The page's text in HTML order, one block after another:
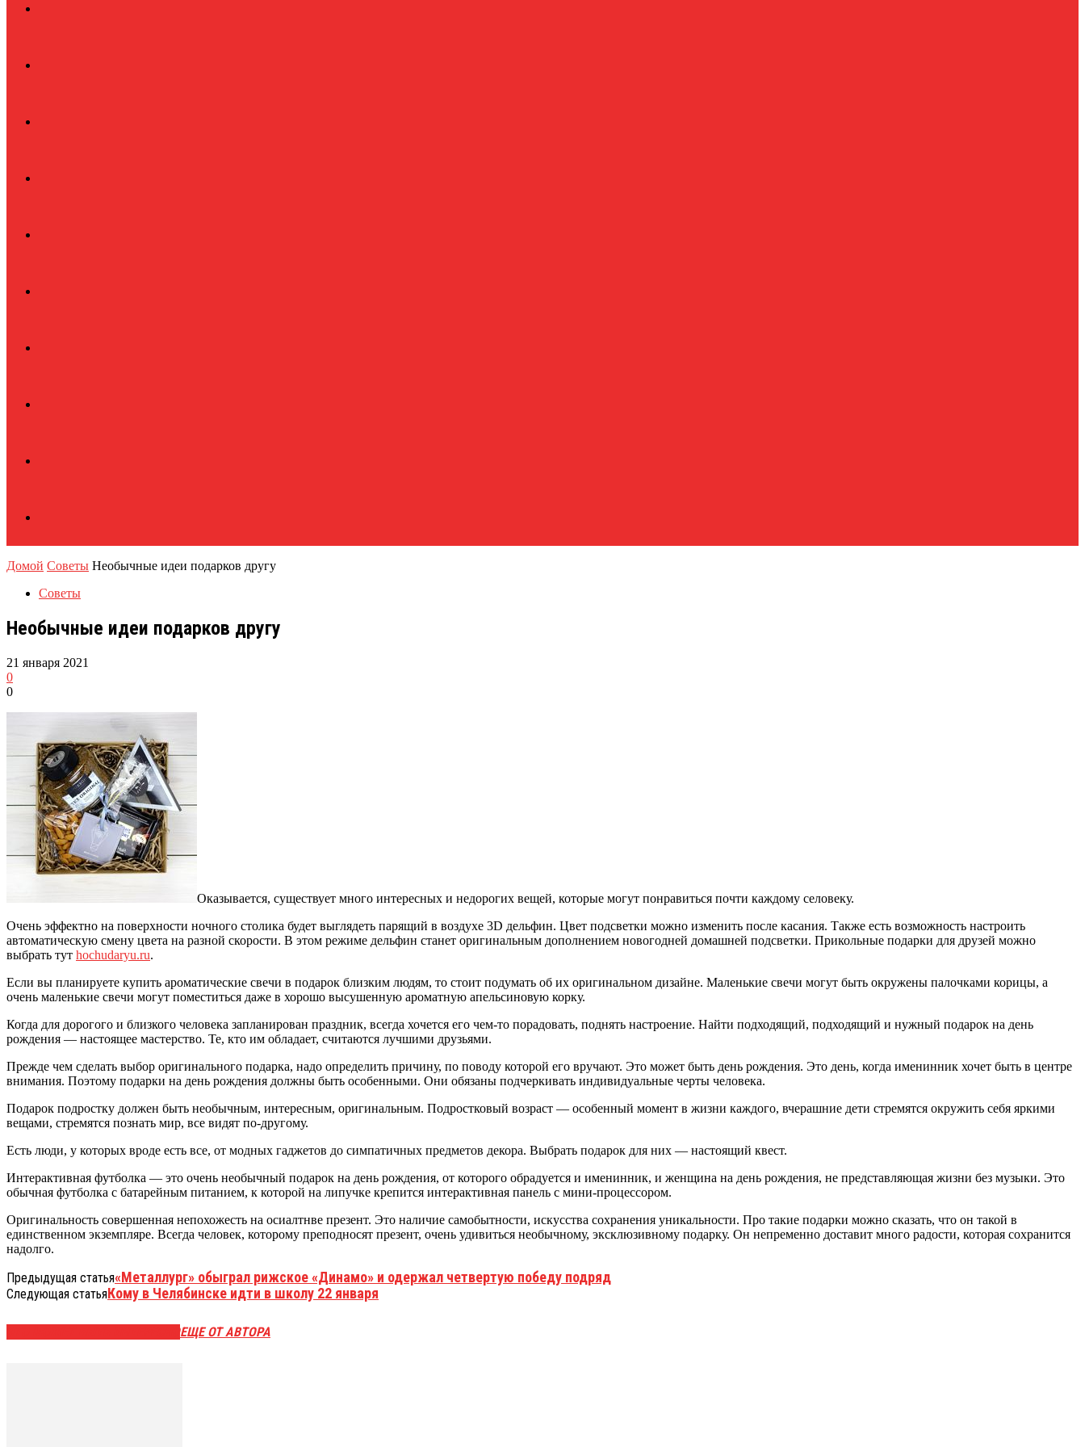
Домой Советы Необычные идеи подарков другу
Советы
Необычные идеи подарков другу
21 января 2021
0
0
Оказывается, существует много интересных и недорогих вещей, которые могут понравиться почти каждому селовеку.
Очень эффектно на поверхности ночного столика будет выглядеть парящий в воздухе 3D дельфин. Цвет подсветки можно изменить после касания. Также есть возможность настроить
автоматическую смену цвета на разной скорости. В этом режиме дельфин станет оригинальным дополнением новогодней домашней подсветки. Прикольные подарки для друзей можно
выбрать тут hochudaryu.ru.
Если вы планируете купить ароматические свечи в подарок близким людям, то стоит подумать об их оригинальном дизайне. Маленькие свечи могут быть окружены палочками корицы, а
очень маленькие свечи могут поместиться даже в хорошо высушенную ароматную апельсиновую корку.
Когда для дорогого и близкого человека запланирован праздник, всегда хочется его чем-то порадовать, поднять настроение. Найти подходящий, подходящий и нужный подарок на день
рождения — настоящее мастерство. Те, кто им обладает, считаются лучшими друзьями.
Прежде чем сделать выбор оригинального подарка, надо определить причину, по поводу которой его вручают. Это может быть день рождения. Это день, когда именинник хочет быть в центре
внимания. Поэтому подарки на день рождения должны быть особенными. Они обязаны подчеркивать индивидуальные черты человека.
Подарок подростку должен быть необычным, интересным, оригинальным. Подростковый возраст — особенный момент в жизни каждого, вчерашние дети стремятся окружить себя яркими
вещами, стремятся познать мир, все видят по-другому.
Есть люди, у которых вроде есть все, от модных гаджетов до симпатичных предметов декора. Выбрать подарок для них — настоящий квест.
Интерактивная футболка — это очень необычный подарок на день рождения, от которого обрадуется и именинник, и женщина на день рождения, не представляющая жизни без музыки. Это
обычная футболка с батарейным питанием, к которой на липучке крепится интерактивная панель с мини-процессором.
Оригинальность совершенная непохожесть на осиалтнве презент. Это наличие самобытности, искусства сохранения уникальности. Про такие подарки можно сказать, что он такой в
единственном экземпляре. Всегда человек, которому преподносят презент, очень удивиться необычному, эксклюзивному подарку. Он непременно доставит много радости, которая сохранится
надолго.
Предыдущая статья«Металлург» обыграл рижское «Динамо» и одержал четвертую победу подряд
Следующая статьяКому в Челябинске идти в школу 22 января
ЕЩЕ ОТ АВТОРА